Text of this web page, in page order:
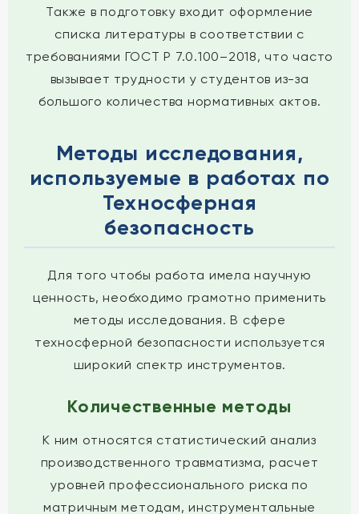
Также в подготовку входит оформление
списка литературы в соответствии с
требованиями ГОСТ Р 7.0.100–2018, что часто
вызывает трудности у студентов из-за
большого количества нормативных актов.
Методы исследования,
используемые в работах по
Техносферная
безопасность
Для того чтобы работа имела научную
ценность, необходимо грамотно применить
методы исследования. В сфере
техносферной безопасности используется
широкий спектр инструментов.
Количественные методы
К ним относятся статистический анализ
производственного травматизма, расчет
уровней профессионального риска по
матричным методам, инструментальные